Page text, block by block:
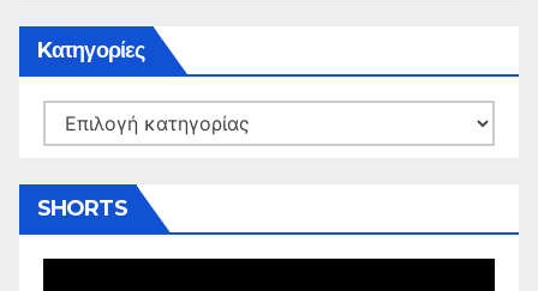
Kατηγορίες
Kατηγορίες
SHORTS